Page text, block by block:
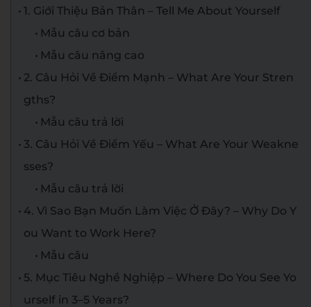
1. Giới Thiệu Bản Thân – Tell Me About Yourself
Mẫu câu cơ bản
Mẫu câu nâng cao
2. Câu Hỏi Về Điểm Mạnh – What Are Your Stren
gths?
Mẫu câu trả lời
3. Câu Hỏi Về Điểm Yếu – What Are Your Weakne
sses?
Mẫu câu trả lời
4. Vì Sao Bạn Muốn Làm Việc Ở Đây? – Why Do Y
ou Want to Work Here?
Mẫu câu
5. Mục Tiêu Nghề Nghiệp – Where Do You See Yo
urself in 3–5 Years?